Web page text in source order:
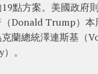
點方案。美國政府
Donald Trump）本
蘭總統澤連斯基（
。